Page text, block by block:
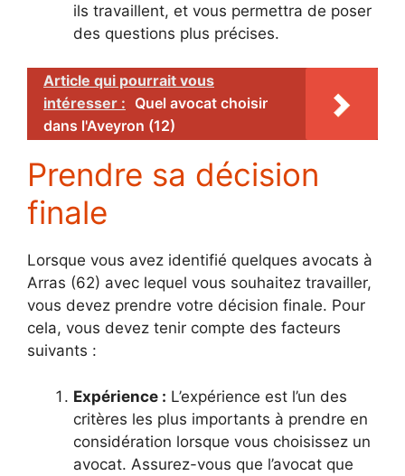
ils travaillent, et vous permettra de poser
des questions plus précises.
Article qui pourrait vous
intéresser : Quel avocat choisir
dans l'Aveyron (12)
Prendre sa décision
finale
Lorsque vous avez identifié quelques avocats à
Arras (62) avec lequel vous souhaitez travailler,
vous devez prendre votre décision finale. Pour
cela, vous devez tenir compte des facteurs
suivants :
Expérience : L’expérience est l’un des
critères les plus importants à prendre en
considération lorsque vous choisissez un
avocat. Assurez-vous que l’avocat que